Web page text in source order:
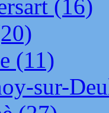
(16)
(11)
sur-